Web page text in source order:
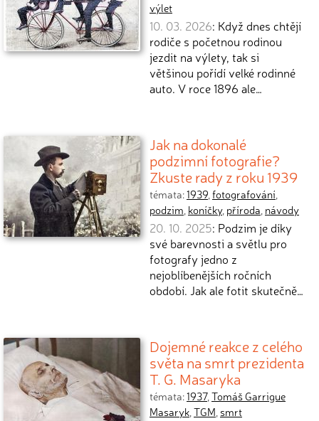
výlet
10. 03. 2026: Když dnes chtějí
rodiče s početnou rodinou
jezdit na výlety, tak si
většinou pořídí velké rodinné
auto. V roce 1896 ale…
Jak na dokonalé
podzimní fotografie?
Zkuste rady z roku 1939
témata:1939,fotografování,
podzim, koníčky, příroda, návody
20. 10. 2025: Podzim je díky
své barevnosti a světlu pro
fotografy jedno z
nejoblíbenějších ročních
období. Jak ale fotit skutečně…
Dojemné reakce z celého
světa na smrt prezidenta
T. G. Masaryka
témata:1937,Tomáš Garrigue
Masaryk,TGM, smrt